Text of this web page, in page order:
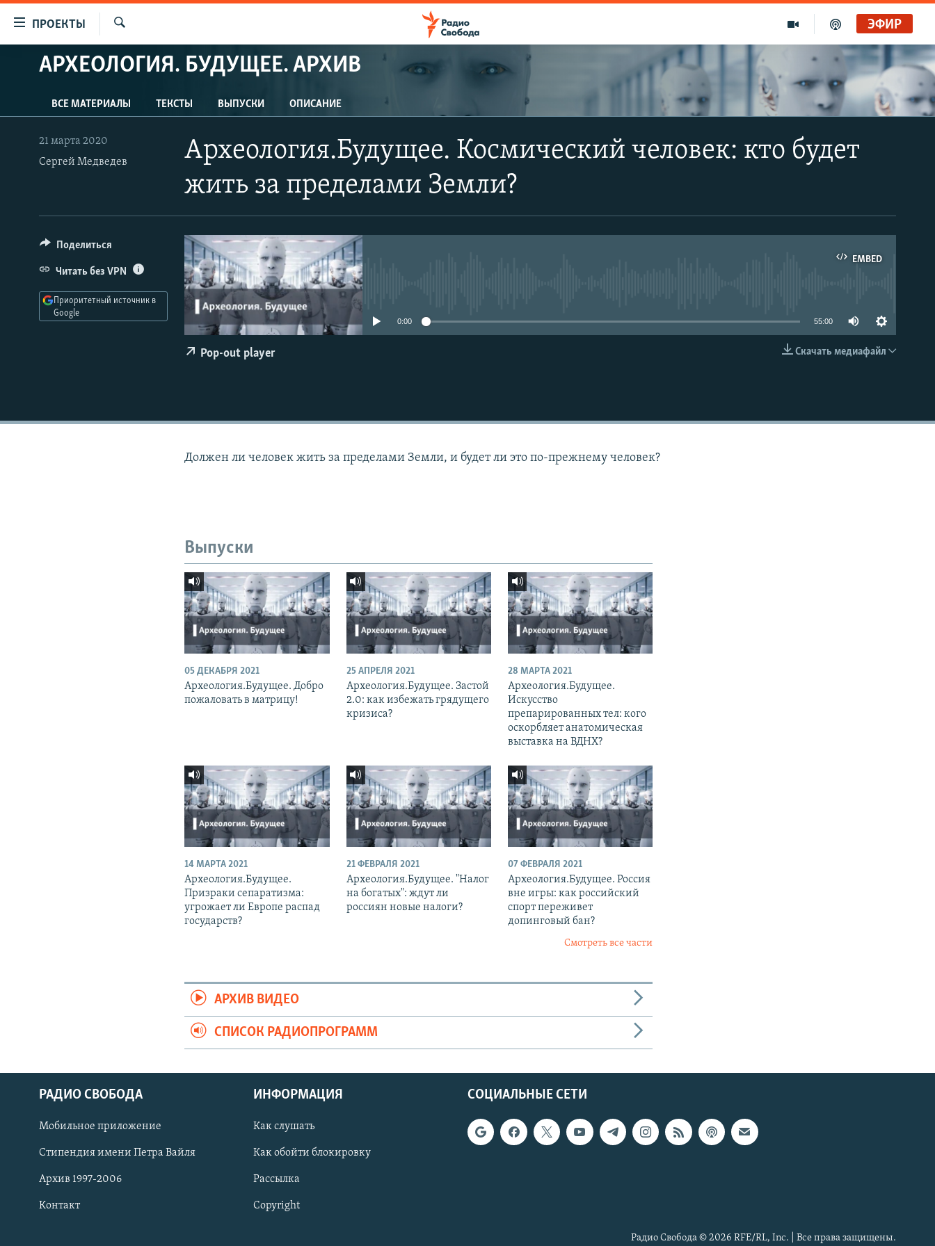
упрощенного
Вернуться
к
основному
содержанию
Вернутся
ПРОЕКТЫ
ПРОГРАММЫ
АВТОРСКИЕ ПРОЕКТЫ
ЦИТАТЫ СВОБОДЫ
МНЕНИЯ
IDEL.РЕАЛИИ
КАВКАЗ.РЕАЛИИ
СЕВЕР.РЕАЛИИ
СИБИРЬ.РЕАЛИИ
РАСПИСАНИЕ ВЕЩАНИЯ
СОЦИАЛЬНЫЕ СЕТИ
ЭФИР
АРХЕОЛОГИЯ. БУДУЩЕЕ. АРХИВ
ВСЕ МАТЕРИАЛЫ ТЕКСТЫ ВЫПУСКИ ОПИСАНИЕ
Археология.Будущее. Космический человек: кто будет
жить за пределами Земли?
21 марта 2020
Сергей Медведев
EMBED
EMBED
0:00 55:00
Скачать медиафайл
Pop-out player
Поделиться
Читать без VPN
Приоритетный источник в
Google
Должен ли человек жить за пределами Земли, и будет ли это по-прежнему человек?
Выпуски
05 ДЕКАБРЯ 2021
Археология.Будущее. Добро
пожаловать в матрицу!
25 АПРЕЛЯ 2021
Археология.Будущее. Застой
2.0: как избежать грядущего
кризиса?
28 МАРТА 2021
Археология.Будущее.
Искусство
препарированных тел: кого
оскорбляет анатомическая
выставка на ВДНХ?
14 МАРТА 2021
Археология.Будущее.
Призраки сепаратизма:
угрожает ли Европе распад
государств?
21 ФЕВРАЛЯ 2021
Археология.Будущее. "Налог
на богатых": ждут ли
россиян новые налоги?
07 ФЕВРАЛЯ 2021
Археология.Будущее. Россия
вне игры: как российский
спорт переживет
допинговый бан?
Смотреть все части
АРХИВ ВИДЕО
СПИСОК РАДИОПРОГРАММ
СОЦИАЛЬНЫЕ СЕТИ
РАДИО СВОБОДА
Мобильное приложение
Стипендия имени Петра Вайля
Архив 1997-2006
Контакт
ИНФОРМАЦИЯ
Как слушать
Как обойти блокировку
Рассылка
Copyright
Радио Свобода © 2026 RFE/RL, Inc. | Все права защищены.